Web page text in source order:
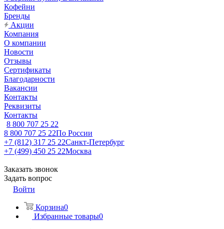
Кофейни
Бренды
Акции
Компания
О компании
Новости
Отзывы
Сертификаты
Благодарности
Вакансии
Контакты
Реквизиты
Контакты
8 800 707 25 22
8 800 707 25 22По России
+7 (812) 317 25 22Санкт-Петербург
+7 (499) 450 25 22Москва
Заказать звонок
Задать вопрос
Войти
Корзина0
Избранные товары0